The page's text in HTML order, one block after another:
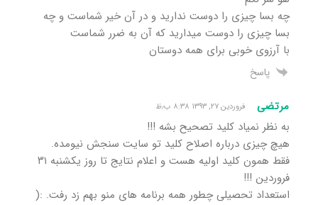
چه بسا چیزی را دوست ندارید و در آن خیر شماست و چه
بسا چیزی را دوست میدارید که آن به ضرر شماست
با آرزوی خوبی برای همه دوستان
پاسخ
مرتضی فروردین ۲۷, ۱۳۹۳ ۸:۳۸ ب٫ظ
به نظر نمیاد کلید تصحیح بشه !!!
هیچ چیزی درباره اصلاح کلید تو سایت سنجش نیومده.
فقط همون کلید اولیه هست و اعلام نتایج تا روز یکشنبه ۳۱
فروردین !!!
استعداد تحصیلی چطور همه برنامه های منو بهم زد رفت. :(